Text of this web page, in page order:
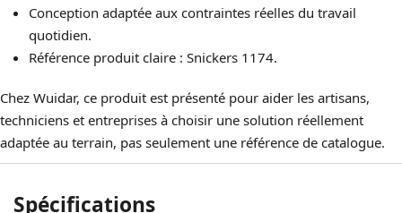
Conception adaptée aux contraintes réelles du travail
quotidien.
Référence produit claire : Snickers 1174.
Chez Wuidar, ce produit est présenté pour aider les artisans,
techniciens et entreprises à choisir une solution réellement
adaptée au terrain, pas seulement une référence de catalogue.
Spécifications